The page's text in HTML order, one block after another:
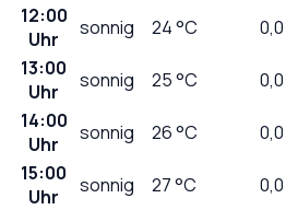
12:00
Uhr
sonnig 24°C 0,0
13:00
Uhr
sonnig 25°C 0,0
14:00
Uhr
sonnig 26°C 0,0
15:00
Uhr
sonnig 27°C 0,0